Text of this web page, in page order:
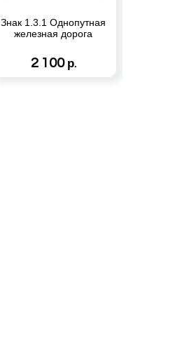
Знак 1.3.1 Однопутная
железная дорога
2 100 р.